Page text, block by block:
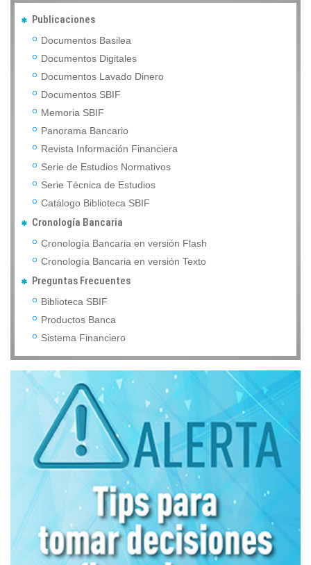
Publicaciones
Documentos Basilea
Documentos Digitales
Documentos Lavado Dinero
Documentos SBIF
Memoria SBIF
Panorama Bancario
Revista Información Financiera
Serie de Estudios Normativos
Serie Técnica de Estudios
Catálogo Biblioteca SBIF
Cronología Bancaria
Cronología Bancaria en versión Flash
Cronología Bancaria en versión Texto
Preguntas Frecuentes
Biblioteca SBIF
Productos Banca
Sistema Financiero